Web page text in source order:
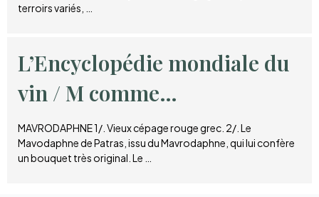
terroirs variés, …
L’Encyclopédie mondiale du
vin / M comme…
MAVRODAPHNE 1/. Vieux cépage rouge grec. 2/. Le
Mavodaphne de Patras, issu du Mavrodaphne, qui lui confère
un bouquet très original. Le …